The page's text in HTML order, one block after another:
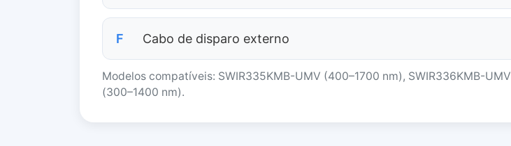
F Cabo de disparo externo
Modelos compatíveis: SWIR335KMB-UMV (400–1700 nm), SWIR336KMB-UMV
(300–1400 nm).